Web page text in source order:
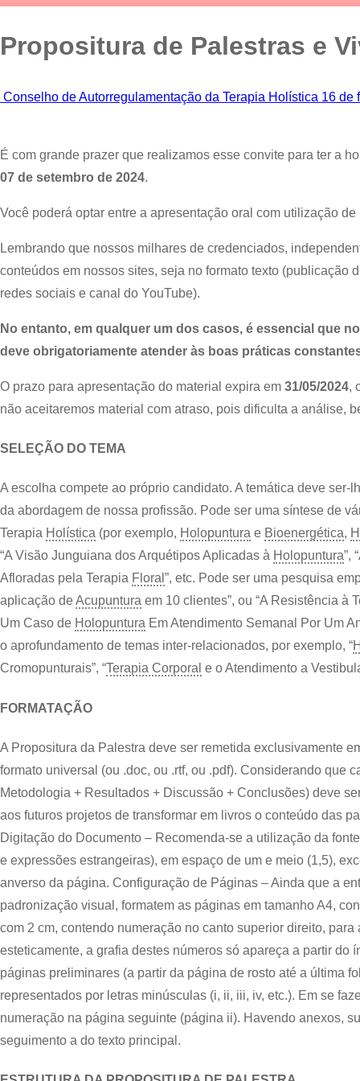
Propositura de Palestras e
Conselho de Autorregulamentação da Terapia Holística 16 de
É com grande prazer que realizamos esse convite para ter a
07 de setembro de 2024.
Você poderá optar entre a apresentação oral com utilização
Lembrando que nossos milhares de credenciados,
conteúdos em nossos sites, seja no formato texto (publicação
redes sociais e canal do YouTube).
No entanto, em qualquer um dos casos, é essencial que
deve obrigatoriamente atender às boas práticas
O prazo para apresentação do material expira em 31/05/2024,
não aceitaremos material com atraso, pois dificulta a análise,
SELEÇÃO DO TEMA
A escolha compete ao próprio candidato. A temática deve
da abordagem de nossa profissão. Pode ser uma síntese de
Terapia Holística (por exemplo, Holopuntura e Bioenergética,
“A Visão Junguiana dos Arquétipos Aplicadas à Holopuntura”,
Afloradas pela Terapia Floral ”, etc. Pode ser uma pesquisa
aplicação deAcupuntura em 10 clientes”, ou “A Resistência à
Um Caso de Holopuntura Em Atendimento Semanal Por Um
o aprofundamento de temas inter-relacionados, por exemplo, “
Cromopunturais”, “Terapia Corporal e o Atendimento a
FORMATAÇÃO
A Propositura da Palestra deve ser remetida exclusivamente
formato universal (ou .doc, ou .rtf, ou .pdf). Considerando que
Metodologia + Resultados + Discussão + Conclusões) deve
aos futuros projetos de transformar em livros o conteúdo das
Digitação do Documento – Recomenda-se a utilização da
e expressões estrangeiras), em espaço de um e meio (1,5),
anverso da página. Configuração de Páginas – Ainda que a
padronização visual, formatem as páginas em tamanho A4,
com 2 cm, contendo numeração no canto superior direito,
esteticamente, a grafia destes números só apareça a partir do
páginas preliminares (a partir da página de rosto até a última
representados por letras minúsculas (i, ii, iii, iv, etc.). Em se
numeração na página seguinte (página ii). Havendo anexos,
seguimento a do texto principal.